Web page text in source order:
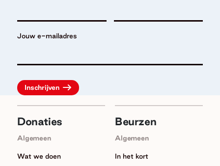
Jouw e-mailadres
Donaties
Algemeen
Wat we doen
Beurzen
Algemeen
In het kort